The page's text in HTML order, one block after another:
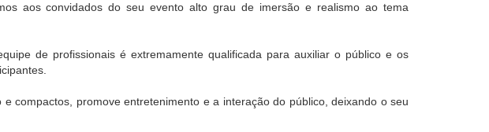
aos convidados do seu evento alto grau de imersão e realismo ao tema
de profissionais é extremamente qualificada para auxiliar o público e os
compactos, promove entretenimento e a interação do público, deixando o seu